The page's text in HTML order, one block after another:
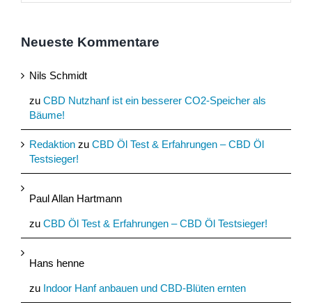
Neueste Kommentare
Nils Schmidt
zu CBD Nutzhanf ist ein besserer CO2-Speicher als
Bäume!
Redaktion zu CBD Öl Test & Erfahrungen – CBD Öl
Testsieger!
Paul Allan Hartmann
zu CBD Öl Test & Erfahrungen – CBD Öl Testsieger!
Hans henne
zu Indoor Hanf anbauen und CBD-Blüten ernten